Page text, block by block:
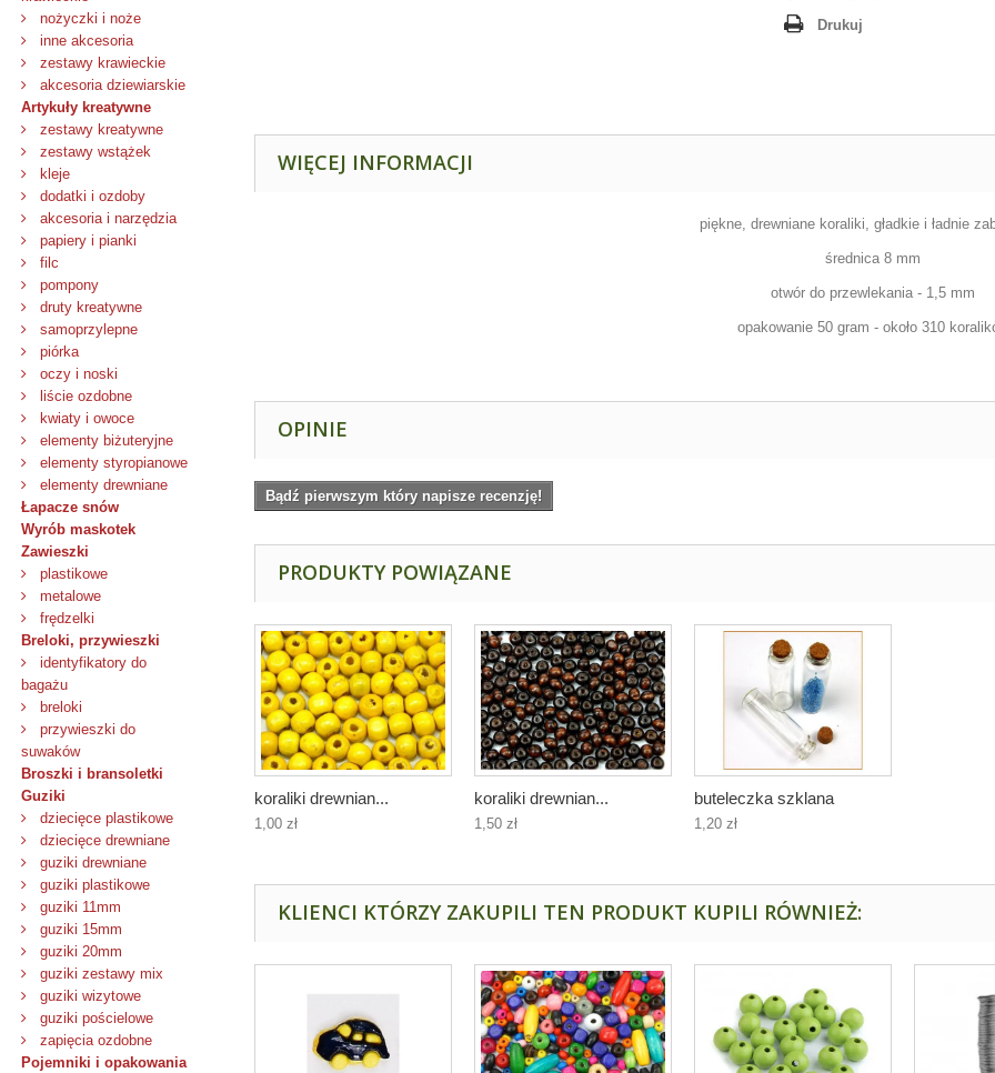
nożyczki i noże
inne akcesoria
zestawy krawieckie
akcesoria dziewiarskie
Artykuły kreatywne
zestawy kreatywne
zestawy wstążek
kleje
dodatki i ozdoby
akcesoria i narzędzia
papiery i pianki
filc
pompony
druty kreatywne
samoprzylepne
piórka
oczy i noski
liście ozdobne
kwiaty i owoce
elementy biżuteryjne
elementy styropianowe
elementy drewniane
Łapacze snów
Wyrób maskotek
Zawieszki
plastikowe
metalowe
frędzelki
Breloki, przywieszki
identyfikatory do
bagażu
breloki
przywieszki do
suwaków
Broszki i bransoletki
Guziki
dziecięce plastikowe
dziecięce drewniane
guziki drewniane
guziki plastikowe
guziki 11mm
guziki 15mm
guziki 20mm
guziki zestawy mix
guziki wizytowe
guziki pościelowe
zapięcia ozdobne
Pojemniki i opakowania
Drukuj
WIĘCEJ INFORMACJI
piękne, drewniane koraliki, gładkie i ładnie
średnica 8 mm
otwór do przewlekania - 1,5 mm
opakowanie 50 gram - około 310
OPINIE
Bądź pierwszym który napisze recenzję!
PRODUKTY POWIĄZANE
koraliki drewnian...
1,00 zł
koraliki drewnian...
1,50 zł
buteleczka szklana
1,20 zł
KLIENCI KTÓRZY ZAKUPILI TEN PRODUKT KUPILI RÓWNIEŻ: